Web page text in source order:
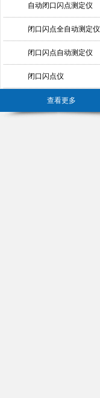
自动闭口闪点测定仪
闭口闪点全自动测定仪
闭口闪点自动测定仪
闭口闪点仪
查看更多